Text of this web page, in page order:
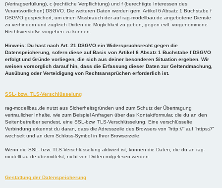
(Vertragserfüllung), c (rechtliche Verpflichtung) und f (berechtigte Interessen des
Verantwortlichen) DSGVO. Die weiteren Daten werden gem. Artikel 6 Absatz 1 Buchstabe f
DSGVO gespeichert, um einen Missbrauch der auf rag-modellbau.de angebotene Dienste
zu verhindern und zugleich Dritten die Möglichkeit zu geben, gegen evtl. vorgenommene
Rechtsverstöße vorgehen zu können.
Hinweis: Du hast nach Art. 21 DSGVO ein Widerspruchsrecht gegen die
Datenspeicherung, sofern diese auf Basis von Artikel 6 Absatz 1 Buchstabe f DSGVO
erfolgt und Gründe vorliegen, die sich aus deiner besonderen Situation ergeben. Wir
weisen vorsorglich darauf hin, dass die Erfassung dieser Daten zur Geltendmachung,
Ausübung oder Verteidigung von Rechtsansprüchen erforderlich ist.
SSL- bzw. TLS-Verschlüsselung
rag-modellbau.de nutzt aus Sicherheitsgründen und zum Schutz der Übertragung
vertraulicher Inhalte, wie zum Beispiel Anfragen über das Kontaktformular, die du an den
Seitenbetreiber sendest, eine SSL-bzw. TLS-Verschlüsselung. Eine verschlüsselte
Verbindung erkennst du daran, dass die Adresszeile des Browsers von “http://” auf “https://”
wechselt und an dem Schloss-Symbol in Ihrer Browserzeile.
Wenn die SSL- bzw. TLS-Verschlüsselung aktiviert ist, können die Daten, die du an rag-
modellbau.de übermittelst, nicht von Dritten mitgelesen werden.
Gestattung der Datenspeicherung